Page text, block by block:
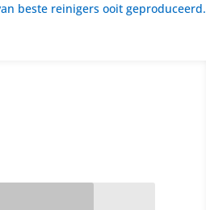
beste reinigers ooit geproduceerd.